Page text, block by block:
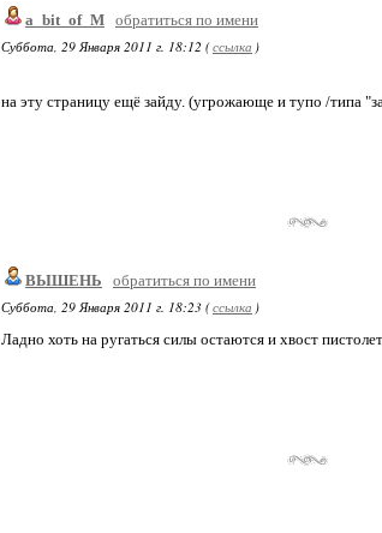
a_bit_of_M обратиться по имени
Суббота, 29 Января 2011 г. 18:12 (ссылка )
на эту страницу ещё зайду. (угрожающе и тупо /типа
ВЫШЕНЬ
обратиться по имени
Суббота, 29 Января 2011 г. 18:23 (ссылка )
Ладно хоть на ругаться силы остаются и хвост